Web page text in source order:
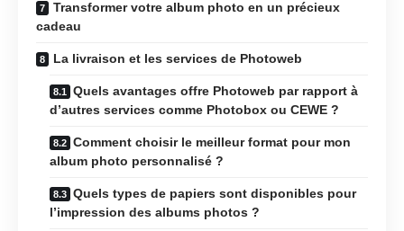
Transformer votre album photo en un précieux
cadeau
La livraison et les services de Photoweb
Quels avantages offre Photoweb par rapport à
d’autres services comme Photobox ou CEWE ?
Comment choisir le meilleur format pour mon
album photo personnalisé ?
Quels types de papiers sont disponibles pour
l’impression des albums photos ?